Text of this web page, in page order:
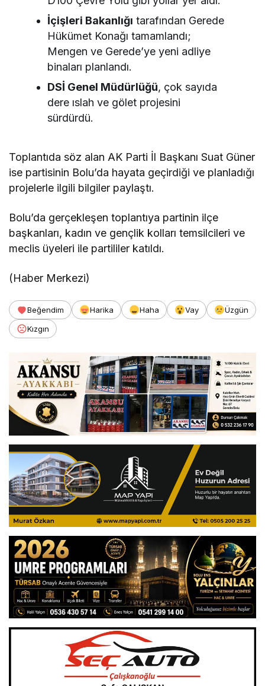
İçişleri Bakanlığı tarafından Gerede
Hükümet Konağı tamamlandı;
Mengen ve Gerede’ye yeni adliye
binaları planlandı.
DSİ Genel Müdürlüğü, çok sayıda
dere ıslah ve gölet projesini
sürdürdü.
Toplantıda söz alan AK Parti İl Başkanı Suat Güner
ise partisinin Bolu’da hayata geçirdiği ve planladığı
projelerle ilgili bilgiler paylaştı.
Bolu’da gerçekleşen toplantıya partinin ilçe
başkanları, kadın ve gençlik kolları temsilcileri ve
meclis üyeleri ile partililer katıldı.
(Haber Merkezi)
Beğendim Harika Haha Vay
Üzgün
Kızgın